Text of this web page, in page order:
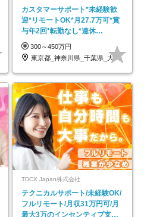
カスタマーサポート*未経験歓
迎*リモートOK*月27.7万可*賞
与年2回*転勤なし*連休
OK/ZE010232
300～450万円
東京都_神奈川県_千葉県_大阪府_愛知県…
TDCX Japan株式会社
テクニカルサポート/未経験OK/
フルリモート/月収31万円可/月
最大3万のインセンティブ支給/